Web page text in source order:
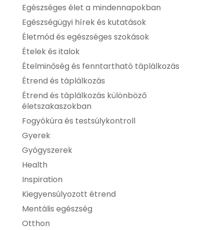
Egészséges élet a mindennapokban
Egészségügyi hírek és kutatások
Életmód és egészséges szokások
Ételek és italok
Ételminőség és fenntartható táplálkozás
Étrend és táplálkozás
Étrend és táplálkozás különböző
életszakaszokban
Fogyókúra és testsúlykontroll
Gyerek
Gyógyszerek
Health
Inspiration
Kiegyensúlyozott étrend
Mentális egészség
Otthon